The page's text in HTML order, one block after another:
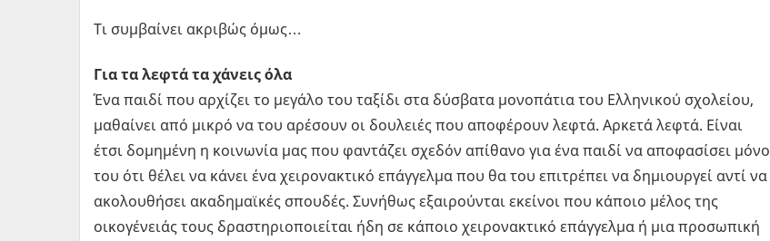
Τι συμβαίνει ακριβώς όμως…
Για τα λεφτά τα χάνεις όλα
Ένα παιδί που αρχίζει το μεγάλο του ταξίδι στα δύσβατα μονοπάτια του Ελληνικού σχολείου,
μαθαίνει από μικρό να του αρέσουν οι δουλειές που αποφέρουν λεφτά. Αρκετά λεφτά. Είναι
έτσι δομημένη η κοινωνία μας που φαντάζει σχεδόν απίθανο για ένα παιδί να αποφασίσει μόνο
του ότι θέλει να κάνει ένα χειρονακτικό επάγγελμα που θα του επιτρέπει να δημιουργεί αντί να
ακολουθήσει ακαδημαϊκές σπουδές. Συνήθως εξαιρούνται εκείνοι που κάποιο μέλος της
οικογένειάς τους δραστηριοποιείται ήδη σε κάποιο χειρονακτικό επάγγελμα ή μια προσωπική